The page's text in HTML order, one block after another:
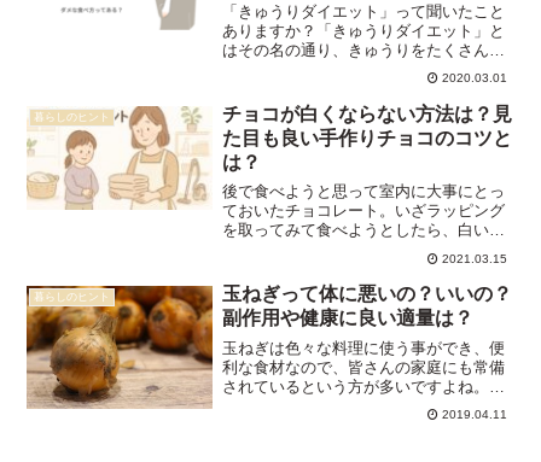
「きゅうりダイエット」って聞いたこと
ありますか？「きゅうりダイエット」と
はその名の通り、きゅうりをたくさん食
べて痩せる、というものです。方法はと
っても簡単で、食前20分前に1本、一日3
本食べるだけ。元々は、オーストラリア
発祥のダイエット法な...
2020.03.01
暮らしのヒント
チョコが白くならない方法は？見
た目も良い手作りチョコのコツと
は？
後で食べようと思って室内に大事にとっ
ておいたチョコレート。いざラッピング
を取ってみて食べようとしたら、白いカ
ビのようなものが浮き出ていてぎょっと
したと言う事はありませんか？カビなの
か何なのかわからないので、そのままゴ
ミ箱へ捨ててしまったとい...
2021.03.15
暮らしのヒント
玉ねぎって体に悪いの？いいの？
副作用や健康に良い適量は？
玉ねぎは色々な料理に使う事ができ、便
利な食材なので、皆さんの家庭にも常備
されているという方が多いですよね。私
も主婦をしていますが、炒め物やスープ
や、煮物など様々な料理に使えるので、
2019.04.11